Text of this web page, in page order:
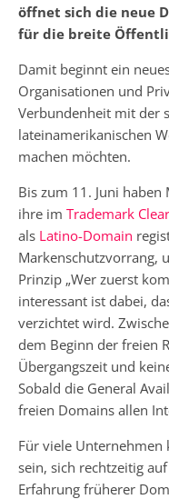
öffnet sich die neue
für die breite
Damit beginnt ein
Organisationen und
Verbundenheit mit der
lateinamerikanischen
machen möchten.
Bis zum 11. Juni
ihre im Trademark
als Latino-Domain
Markenschutzvorrang,
Prinzip „Wer zuerst
interessant ist dabei,
verzichtet wird.
dem Beginn der freien
Übergangszeit und
Sobald die General
freien Domains allen
Für viele Unternehmen
sein, sich rechtzeitig
Erfahrung früherer